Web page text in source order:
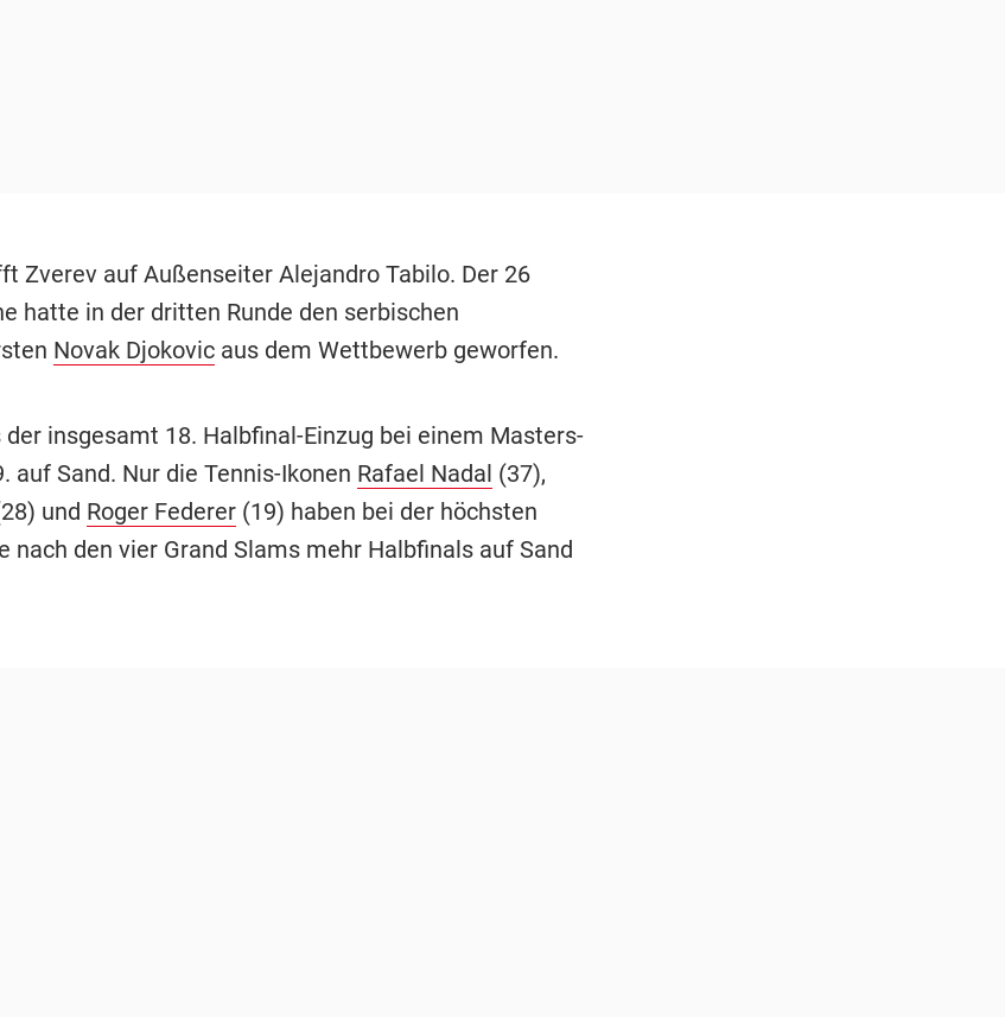
Zverev auf Außenseiter Alejandro Tabilo. Der 26
hatte in der dritten Runde den serbischen
Novak Djokovicaus dem Wettbewerb geworfen.
der insgesamt 18. Halbfinal-Einzug bei einem Masters-
auf Sand. Nur die Tennis-Ikonen Rafael Nadal (37),
und Roger Federer(19) haben bei der höchsten
nach den vier Grand Slams mehr Halbfinals auf Sand